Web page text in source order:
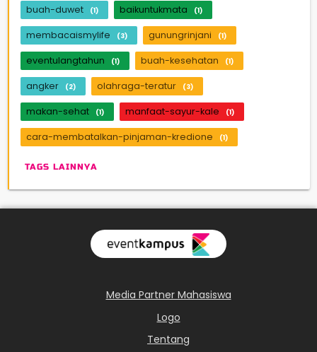
buah-duwet (1) baikuntukmata (1)
membacaismylife (3) gunungrinjani (1)
eventulangtahun (1) buah-kesehatan (1)
angker (2) olahraga-teratur (3)
makan-sehat (1) manfaat-sayur-kale (1)
cara-membatalkan-pinjaman-kredione (1)
TAGS LAINNYA
Media Partner Mahasiswa
Logo
Tentang